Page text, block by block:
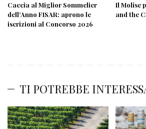
Caccia al Miglior Sommelier
dell’Anno FISAR: aprono le
iscrizioni al Concorso 2026
Il Molise
and the
TI POTREBBE